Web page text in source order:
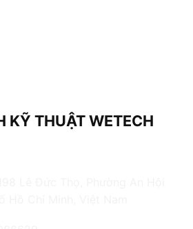
KỸ THUẬT WETECH